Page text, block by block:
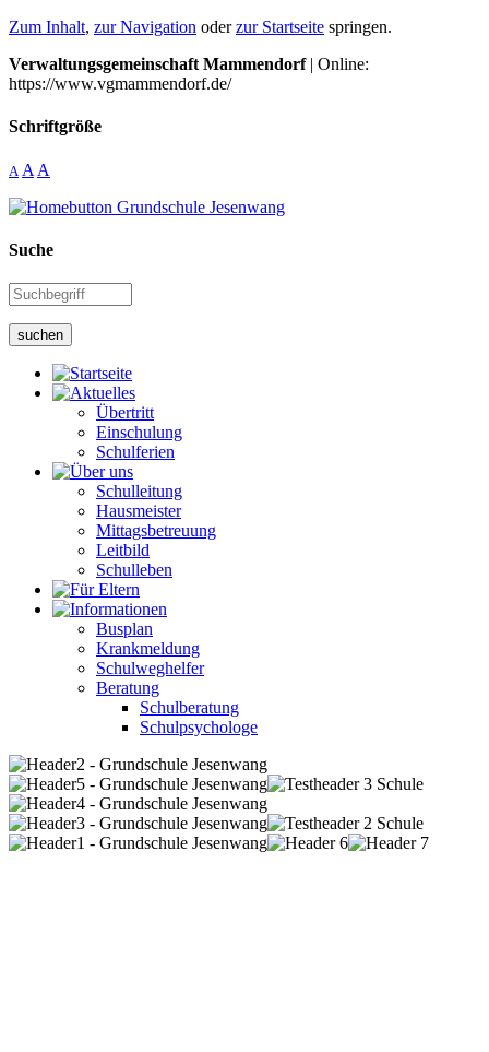
Zum Inhalt, zur Navigation oderzur Startseite springen.
Verwaltungsgemeinschaft Mammendorf| Online:
https://www.vgmammendorf.de/
Schriftgröße
A A A
Suche
suchen
Übertritt
Einschulung
Schulferien
Schulleitung
Hausmeister
Mittagsbetreuung
Leitbild
Schulleben
Busplan
Krankmeldung
Schulweghelfer
Beratung
Schulberatung
Schulpsychologe